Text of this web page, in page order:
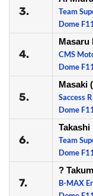
3.
Team
Dome
4.
Masaru
CMS
Dome
5.
Masaki
Saccess
Dome
6.
Takashi
Team
Dome
7.
?
B-MAX